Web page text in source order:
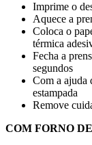
Imprime o
Aquece a
Coloca o
térmica
Fecha a
segundos
Com a ajuda
estampada
Remove
COM FORNO